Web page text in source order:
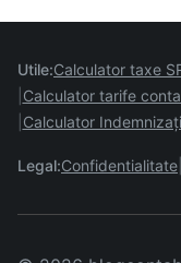
Utile:Calculator taxe
Calculator tarife
Calculator
Legal:Confidentialitate